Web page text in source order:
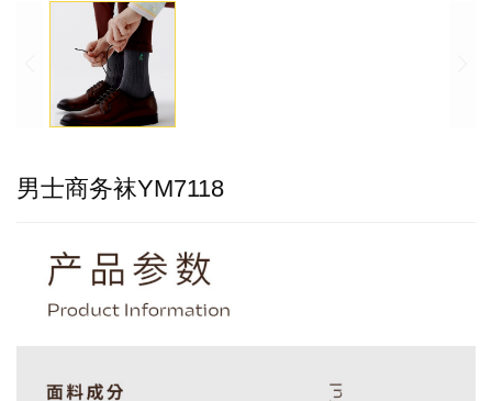
男士商务袜YM7118